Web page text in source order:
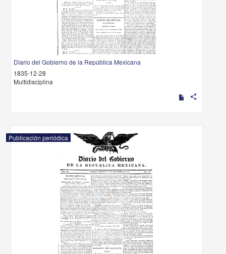
Diario del Gobierno de la República Mexicana
1835-12-28
Multidisciplina
share
Publicación periódica